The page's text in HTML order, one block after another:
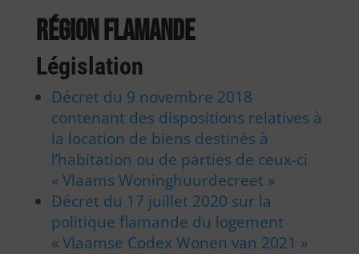
Région flamande
Législation
Décret du 9 novembre 2018
contenant des dispositions relatives à
la location de biens destinés à
l’habitation ou de parties de ceux-ci
« Vlaams Woninghuurdecreet »
Décret du 17 juillet 2020 sur la
politique flamande du logement
« Vlaamse Codex Wonen van 2021 »